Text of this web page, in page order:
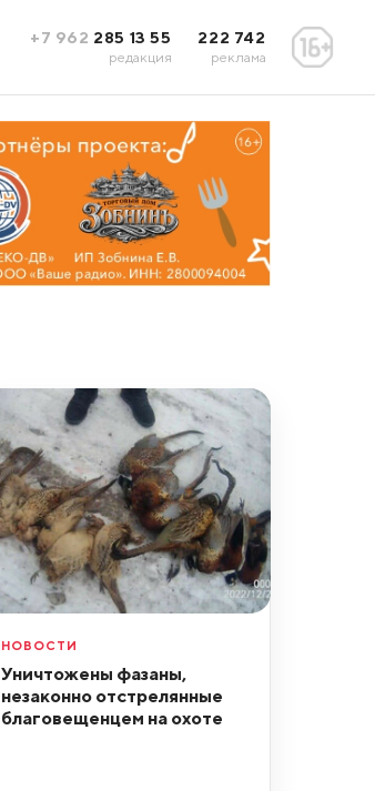
+7 962 285 13 55
редакция
222 742
реклама
НОВОСТИ
Уничтожены фазаны,
незаконно отстрелянные
благовещенцем на охоте